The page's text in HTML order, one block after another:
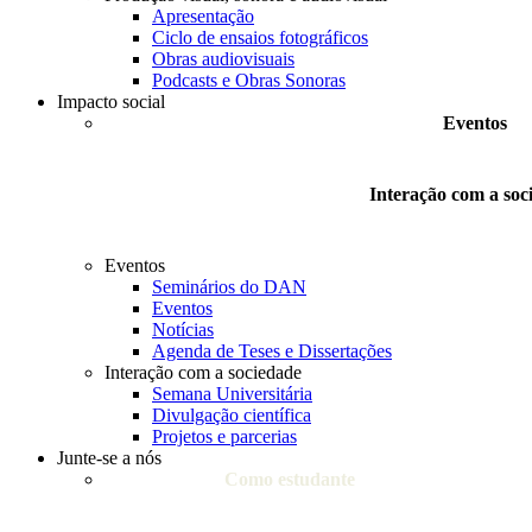
Apresentação
Ciclo de ensaios fotográficos
Obras audiovisuais
Podcasts e Obras Sonoras
Impacto social
Eventos
Interação com a
Eventos
Seminários do DAN
Eventos
Notícias
Agenda de Teses e Dissertações
Interação com a sociedade
Semana Universitária
Divulgação científica
Projetos e parcerias
Junte-se a nós
Como estudante